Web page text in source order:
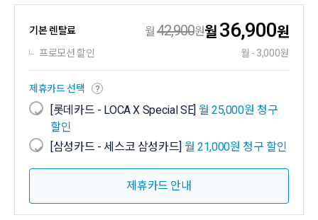
기본 렌탈료 월 42,900원월 36,900원
프로모션 할인 월 - 3,000원
제휴카드 선택 ?
[롯데카드 - LOCA X Special SE] 월 25,000원 청구
할인
[삼성카드 - 세스코 삼성카드] 월 21,000원 청구 할인
제휴카드 안내